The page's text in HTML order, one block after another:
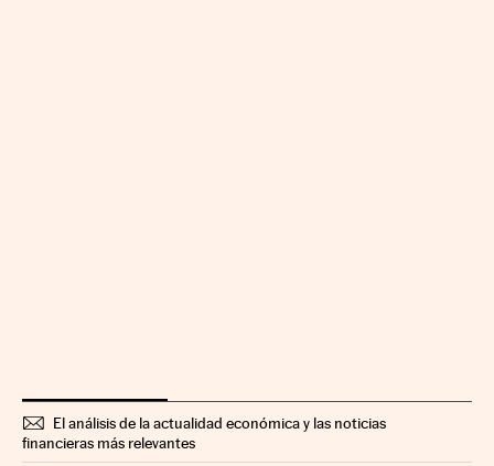
El análisis de la actualidad económica y las noticias
financieras más relevantes